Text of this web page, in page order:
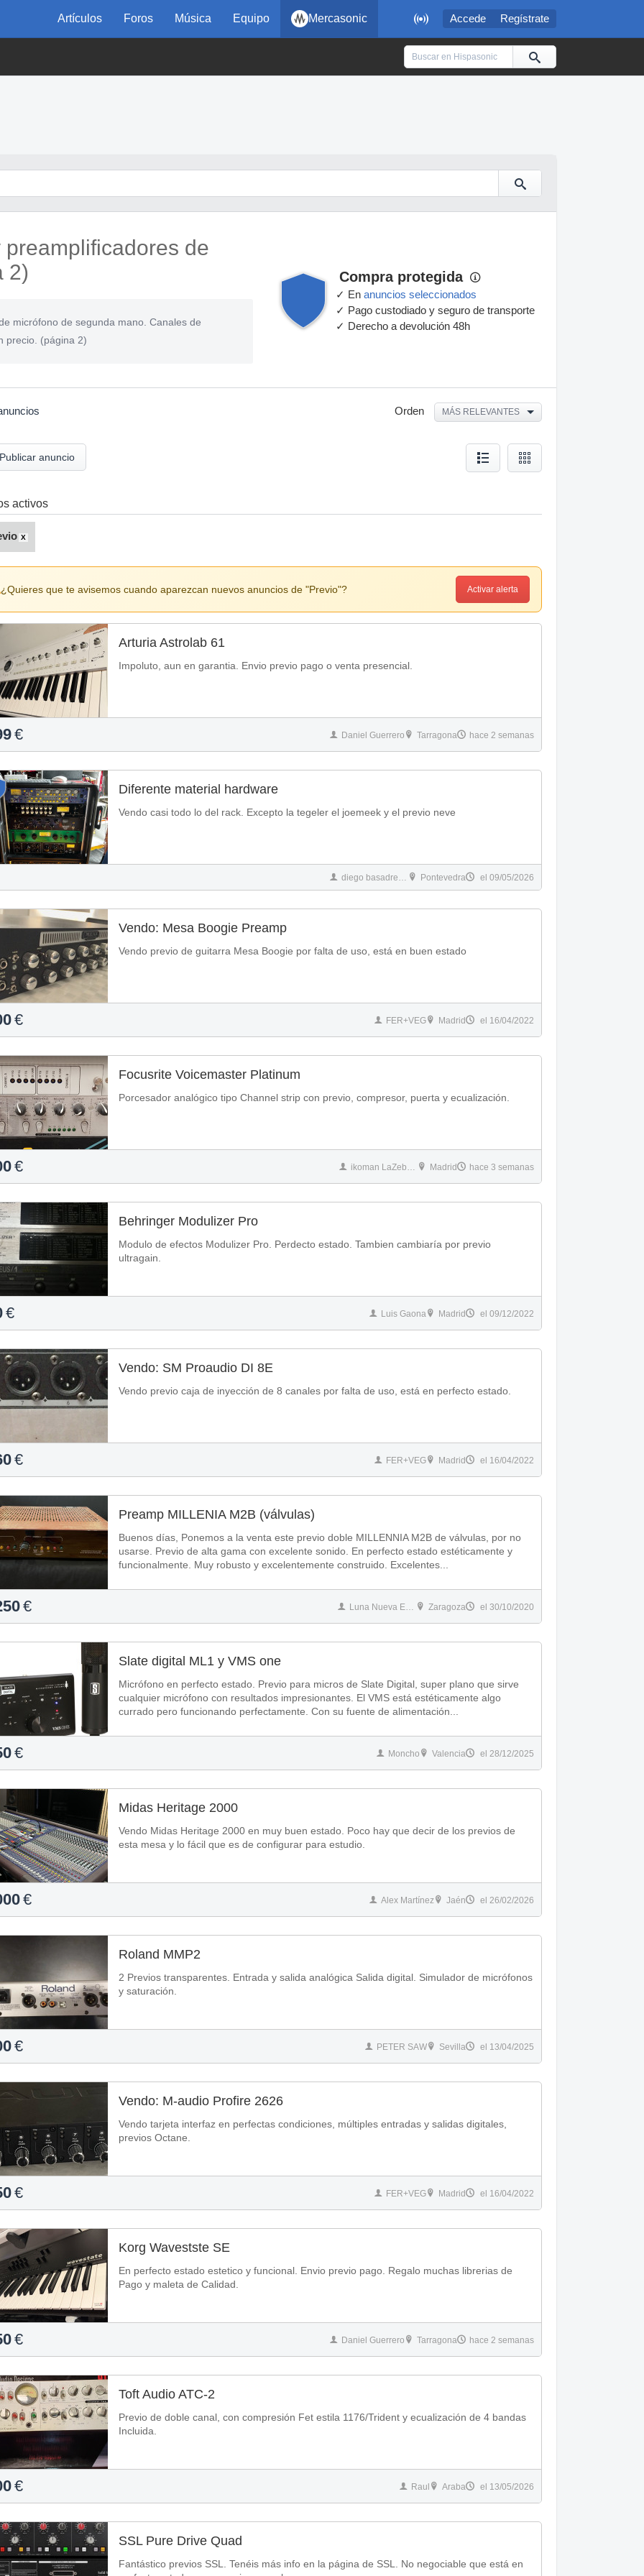
 Accede Regístrate
Artículos Foros Música Equipo Mercasonic
de
2)
micrófono de segunda mano. Canales de
precio. (página 2)
Compra protegida
✓ En anuncios seleccionados
✓ Pago custodiado y seguro de transporte
✓ Derecho a devolución 48h
Orden MÁS RELEVANTES
Publicar anuncio
activos
X
¿Quieres que te avisemos cuando aparezcan nuevos anuncios de "Previo"? Activar alerta
Arturia Astrolab 61
Impoluto, aun en garantia. Envio previo pago o venta presencial.
€ Daniel Guerrero Tarragona hace 2 semanas
Diferente material hardware
Vendo casi todo lo del rack. Excepto la tegeler el joemeek y el previo neve
diego basadre barreiro Pontevedra el 09/05/2026
Vendo: Mesa Boogie Preamp
Vendo previo de guitarra Mesa Boogie por falta de uso, está en buen estado
€ FER+VEG Madrid el 16/04/2022
Focusrite Voicemaster Platinum
Porcesador analógico tipo Channel strip con previo, compresor, puerta y ecualización.
€ ikoman LaZebrazul Madrid hace 3 semanas
Behringer Modulizer Pro
Modulo de efectos Modulizer Pro. Perdecto estado. Tambien cambiaría por previo
ultragain.
€ Luis Gaona Madrid el 09/12/2022
Vendo: SM Proaudio DI 8E
Vendo previo caja de inyección de 8 canales por falta de uso, está en perfecto estado.
€ FER+VEG Madrid el 16/04/2022
Preamp MILLENIA M2B (válvulas)
Buenos días, Ponemos a la venta este previo doble MILLENNIA M2B de válvulas, por no
usarse. Previo de alta gama con excelente sonido. En perfecto estado estéticamente y
funcionalmente. Muy robusto y excelentemente construido. Excelentes...
€ Luna Nueva Estudio Zaragoza el 30/10/2020
Slate digital ML1 y VMS one
Micrófono en perfecto estado. Previo para micros de Slate Digital, super plano que sirve
cualquier micrófono con resultados impresionantes. El VMS está estéticamente algo
currado pero funcionando perfectamente. Con su fuente de alimentación...
€ Moncho Valencia el 28/12/2025
Midas Heritage 2000
Vendo Midas Heritage 2000 en muy buen estado. Poco hay que decir de los previos de
esta mesa y lo fácil que es de configurar para estudio.
€ Alex Martínez Jaén el 26/02/2026
Roland MMP2
2 Previos transparentes. Entrada y salida analógica Salida digital. Simulador de micrófonos
y saturación.
€ PETER SAW Sevilla el 13/04/2025
Vendo: M-audio Profire 2626
Vendo tarjeta interfaz en perfectas condiciones, múltiples entradas y salidas digitales,
previos Octane.
€ FER+VEG Madrid el 16/04/2022
Korg Wavestste SE
En perfecto estado estetico y funcional. Envio previo pago. Regalo muchas librerias de
Pago y maleta de Calidad.
€ Daniel Guerrero Tarragona hace 2 semanas
Toft Audio ATC-2
Previo de doble canal, con compresión Fet estila 1176/Trident y ecualización de 4 bandas
Incluida.
€ Raul Araba el 13/05/2026
SSL Pure Drive Quad
Fantástico previos SSL. Tenéis más info en la página de SSL. No negociable que está en